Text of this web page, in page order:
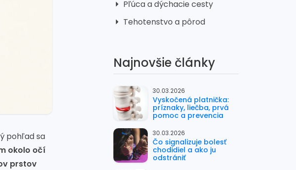
pohľad sa
okolo očí
prstov
Pľúca a dýchacie cesty
Tehotenstvo a pôrod
Najnovšie články
30.03.2026
Vyskočená platnička:
príznaky, liečba, prvá
pomoc a prevencia
30.03.2026
Čo signalizuje bolesť
chodidiel a ako ju
odstrániť